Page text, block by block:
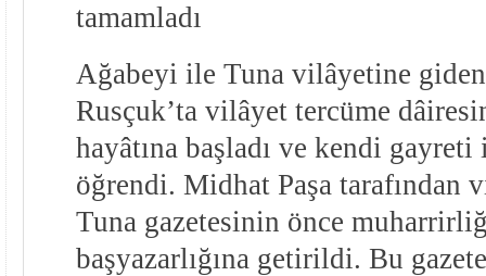
tamamladı
Ağabeyi ile Tuna vilâyetine
Rusçuk’ta vilâyet tercüme
hayâtına başladı ve kendi gayreti
öğrendi. Midhat Paşa tarafından
Tuna gazetesinin önce
başyazarlığına getirildi. Bu